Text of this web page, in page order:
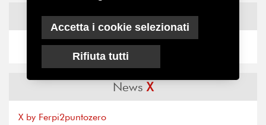
NewsFacebook
NewsX
X by Ferpi2puntozero
Accetta i cookie selezionati
Rifiuta tutti